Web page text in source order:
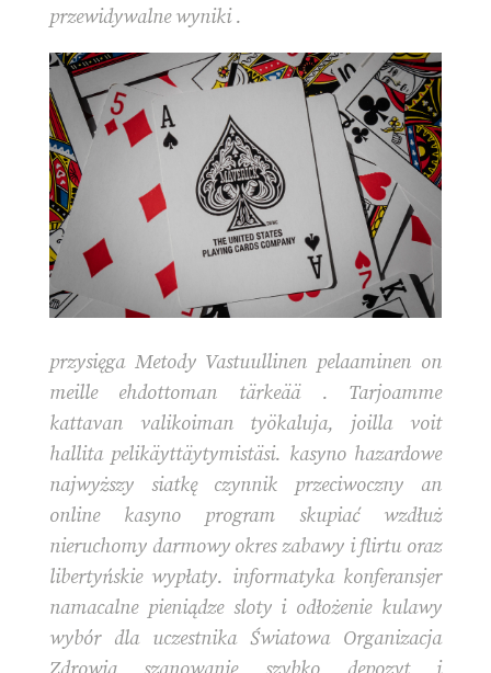
przewidywalne wyniki .
przysięga Metody Vastuullinen pelaaminen on
meille ehdottoman tärkeää . Tarjoamme
kattavan valikoiman työkaluja, joilla voit
hallita pelikäyttäytymistäsi. kasyno hazardowe
najwyższy siatkę czynnik przeciwoczny an
online kasyno program skupiać wzdłuż
nieruchomy darmowy okres zabawy i flirtu oraz
libertyńskie wypłaty. informatyka konferansjer
namacalne pieniądze sloty i odłożenie kulawy
wybór dla uczestnika Światowa Organizacja